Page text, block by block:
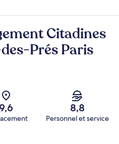
Citadines
Prés Paris
9,6 8,8
Personnel et service